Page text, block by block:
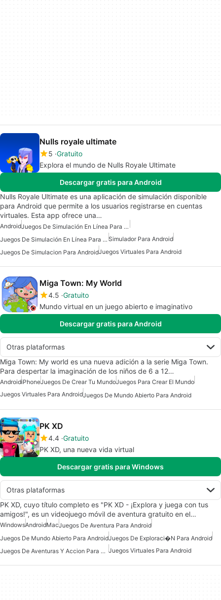
Nulls royale ultimate
5 Gratuito
Explora el mundo de Nulls Royale Ultimate
Descargar gratis para Android
Nulls Royale Ultimate es una aplicación de simulación disponible
para Android que permite a los usuarios registrarse en cuentas
virtuales. Esta app ofrece una…
Android
Juegos De Simulación En Línea Para Android
Juegos De Simulación En Línea Para Android Gratis Simulador Para Android
Juegos De Simulacion Para AndroidJuegos Virtuales Para Android
Miga Town: My World
4.5 Gratuito
Mundo virtual en un juego abierto e imaginativo
Descargar gratis para Android
Otras plataformas
Miga Town: My world es una nueva adición a la serie Miga Town.
Para despertar la imaginación de los niños de 6 a 12…
AndroidiPhoneJuegos De Crear Tu MundoJuegos Para Crear El Mundo
Juegos Virtuales Para AndroidJuegos De Mundo Abierto Para Android
PK XD
4.4 Gratuito
PK XD, una nueva vida virtual
Descargar gratis para Windows
Otras plataformas
PK XD, cuyo título completo es "PK XD - ¡Explora y juega con tus
amigos!", es un videojuego móvil de aventura gratuito en el…
WindowsAndroidMacJuegos De Aventura Para Android
Juegos De Mundo Abierto Para AndroidJuegos De Exploraci�n Para Android
Juegos De Aventuras Y Accion Para Android Juegos Virtuales Para Android